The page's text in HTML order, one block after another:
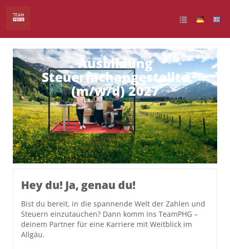
Ausbildung
Steuerfachangestellte
(m/w/d) 2027
Hey du! Ja, genau du!
Bist du bereit, in die spannende Welt der Zahlen und
Steuern einzutauchen? Dann komm ins TeamPHG –
deinem Partner für eine Karriere mit Weitblick im
Allgäu.